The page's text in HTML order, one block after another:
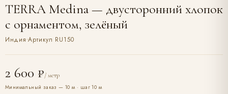
TERRA Medina — двусторонний хлопок
с орнаментом, зелёный
Индия Артикул RU150
2 600 ₽/ метр
Минимальный заказ — 10 м · шаг 10 м